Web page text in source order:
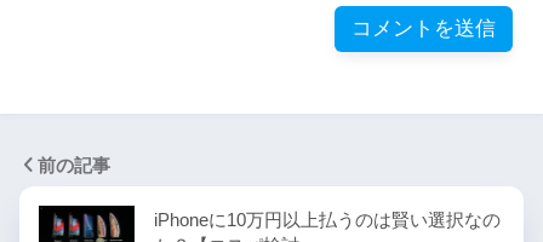
前の記事
iPhoneに10万円以上払うのは賢い選択なの